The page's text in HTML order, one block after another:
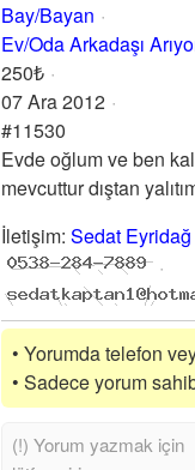
Bay/Bayan
Ev/Oda Arkadaşı
250₺
07 Ara 2012
#11530
Evde oğlum ve ben
mevcuttur dıştan
İletişim: Sedat Eyridağ
• Yorumda telefon
• Sadece yorum